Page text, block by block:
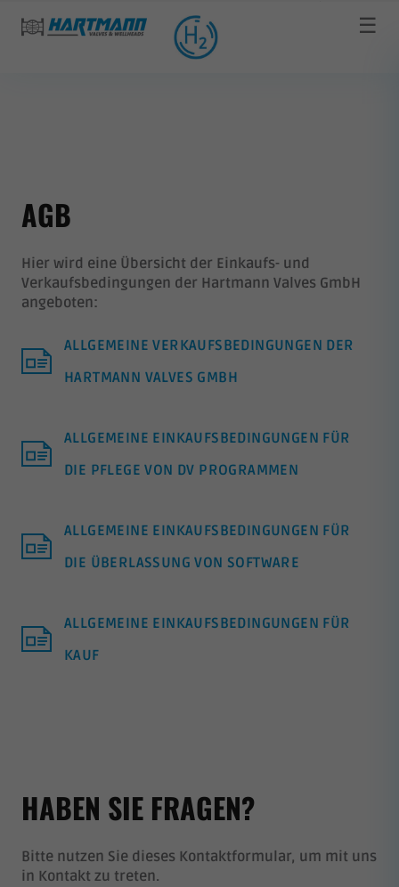
☰
AGB
Hier wird eine Übersicht der Einkaufs- und
Verkaufsbedingungen der Hartmann Valves GmbH
angeboten:
ALLGEMEINE VERKAUFSBEDINGUNGEN DER
HARTMANN VALVES GMBH
ALLGEMEINE EINKAUFSBEDINGUNGEN FÜR
DIE PFLEGE VON DV PROGRAMMEN
ALLGEMEINE EINKAUFSBEDINGUNGEN FÜR
DIE ÜBERLASSUNG VON SOFTWARE
ALLGEMEINE EINKAUFSBEDINGUNGEN FÜR
KAUF
HABEN SIE FRAGEN?
Bitte nutzen Sie dieses Kontaktformular, um mit uns
in Kontakt zu treten.